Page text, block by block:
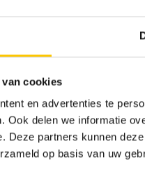
cookies
en advertenties te
Ook delen we informatie
Deze partners kunnen
op basis van uw
met hoeveel personen je